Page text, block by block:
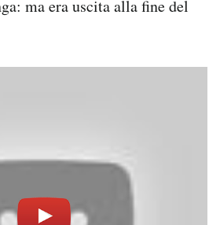
ma era uscita alla fine del